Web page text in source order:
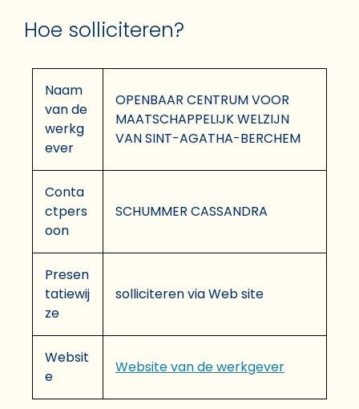
Hoe solliciteren?
Naam
van de
werkg
ever
OPENBAAR CENTRUM VOOR
MAATSCHAPPELIJK WELZIJN
VAN SINT-AGATHA-BERCHEM
Conta
ctpers
oon
SCHUMMER CASSANDRA
Presen
tatiewij
ze
solliciteren via Web site
Websit
e
Website van de werkgever